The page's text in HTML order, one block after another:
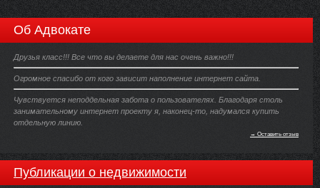
Об Адвокате
Друзья класс!!! Все что вы делаете для нас очень важно!!!
Огромное спасибо от кого зависит наполнение интернет сайта.
Чувствуется неподдельная забота о пользователях. Благодаря столь
занимательному интернет проекту я, наконец-то, надумался купить
отдельную линию.
→ Оставить отзыв
Публикации о недвижимости